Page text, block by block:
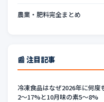
農業・肥料完全まとめ
📰 注目記事
冷凍食品はなぜ2026年に何
2〜17%と10月味の素5〜8%